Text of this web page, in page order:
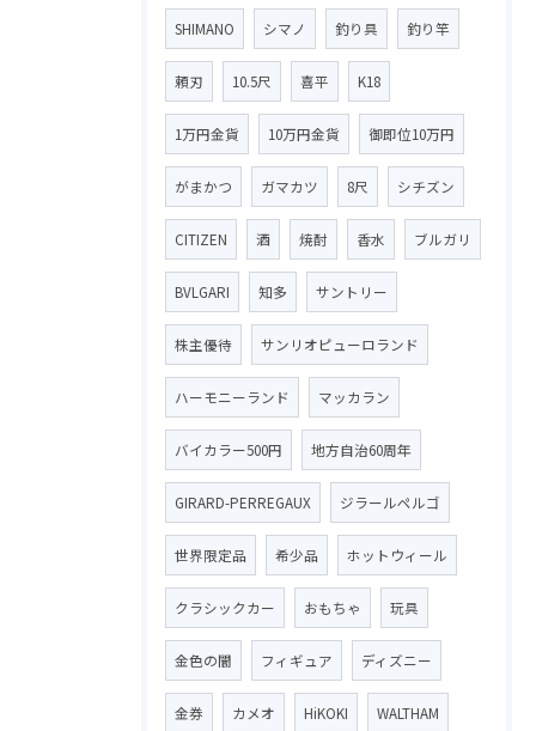
SHIMANO シマノ 釣り具 釣り竿
頼刃 10.5尺 喜平 K18
1万円金貨 10万円金貨 御即位10万円
がまかつ ガマカツ 8尺 シチズン
CITIZEN 酒 焼酎 香水 ブルガリ
BVLGARI 知多 サントリー
株主優待 サンリオピューロランド
ハーモニーランド マッカラン
バイカラー500円 地方自治60周年
GIRARD-PERREGAUX ジラールペルゴ
世界限定品 希少品 ホットウィール
クラシックカー おもちゃ 玩具
金色の闇 フィギュア ディズニー
金券 カメオ HiKOKI WALTHAM